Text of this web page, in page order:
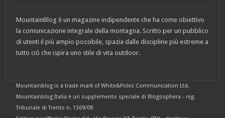
MountainBlog è un magazine indipendente che ha come obiettivo
la comunicazione integrale della montagna. Scritto per un pubblico
di utenti il più ampio possibile, spazia dalle discipline più estreme a
tutto ciò che ispira uno stile di vita outdoor.
Mountainblog is a trade mark of White&Poles Communication Ltd.
Mountainblog Italia è un supplemento speciale di Blogosphera - reg.
Tribunale di Trento n. 1369/08